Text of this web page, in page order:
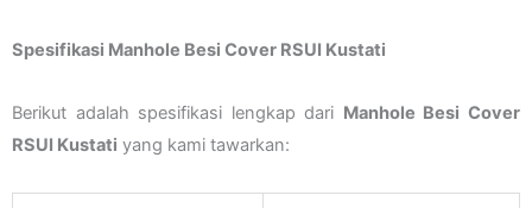
Spesifikasi Manhole Besi Cover RSUI Kustati
Berikut adalah spesifikasi lengkap dari Manhole Besi Cover
RSUI Kustati yang kami tawarkan: